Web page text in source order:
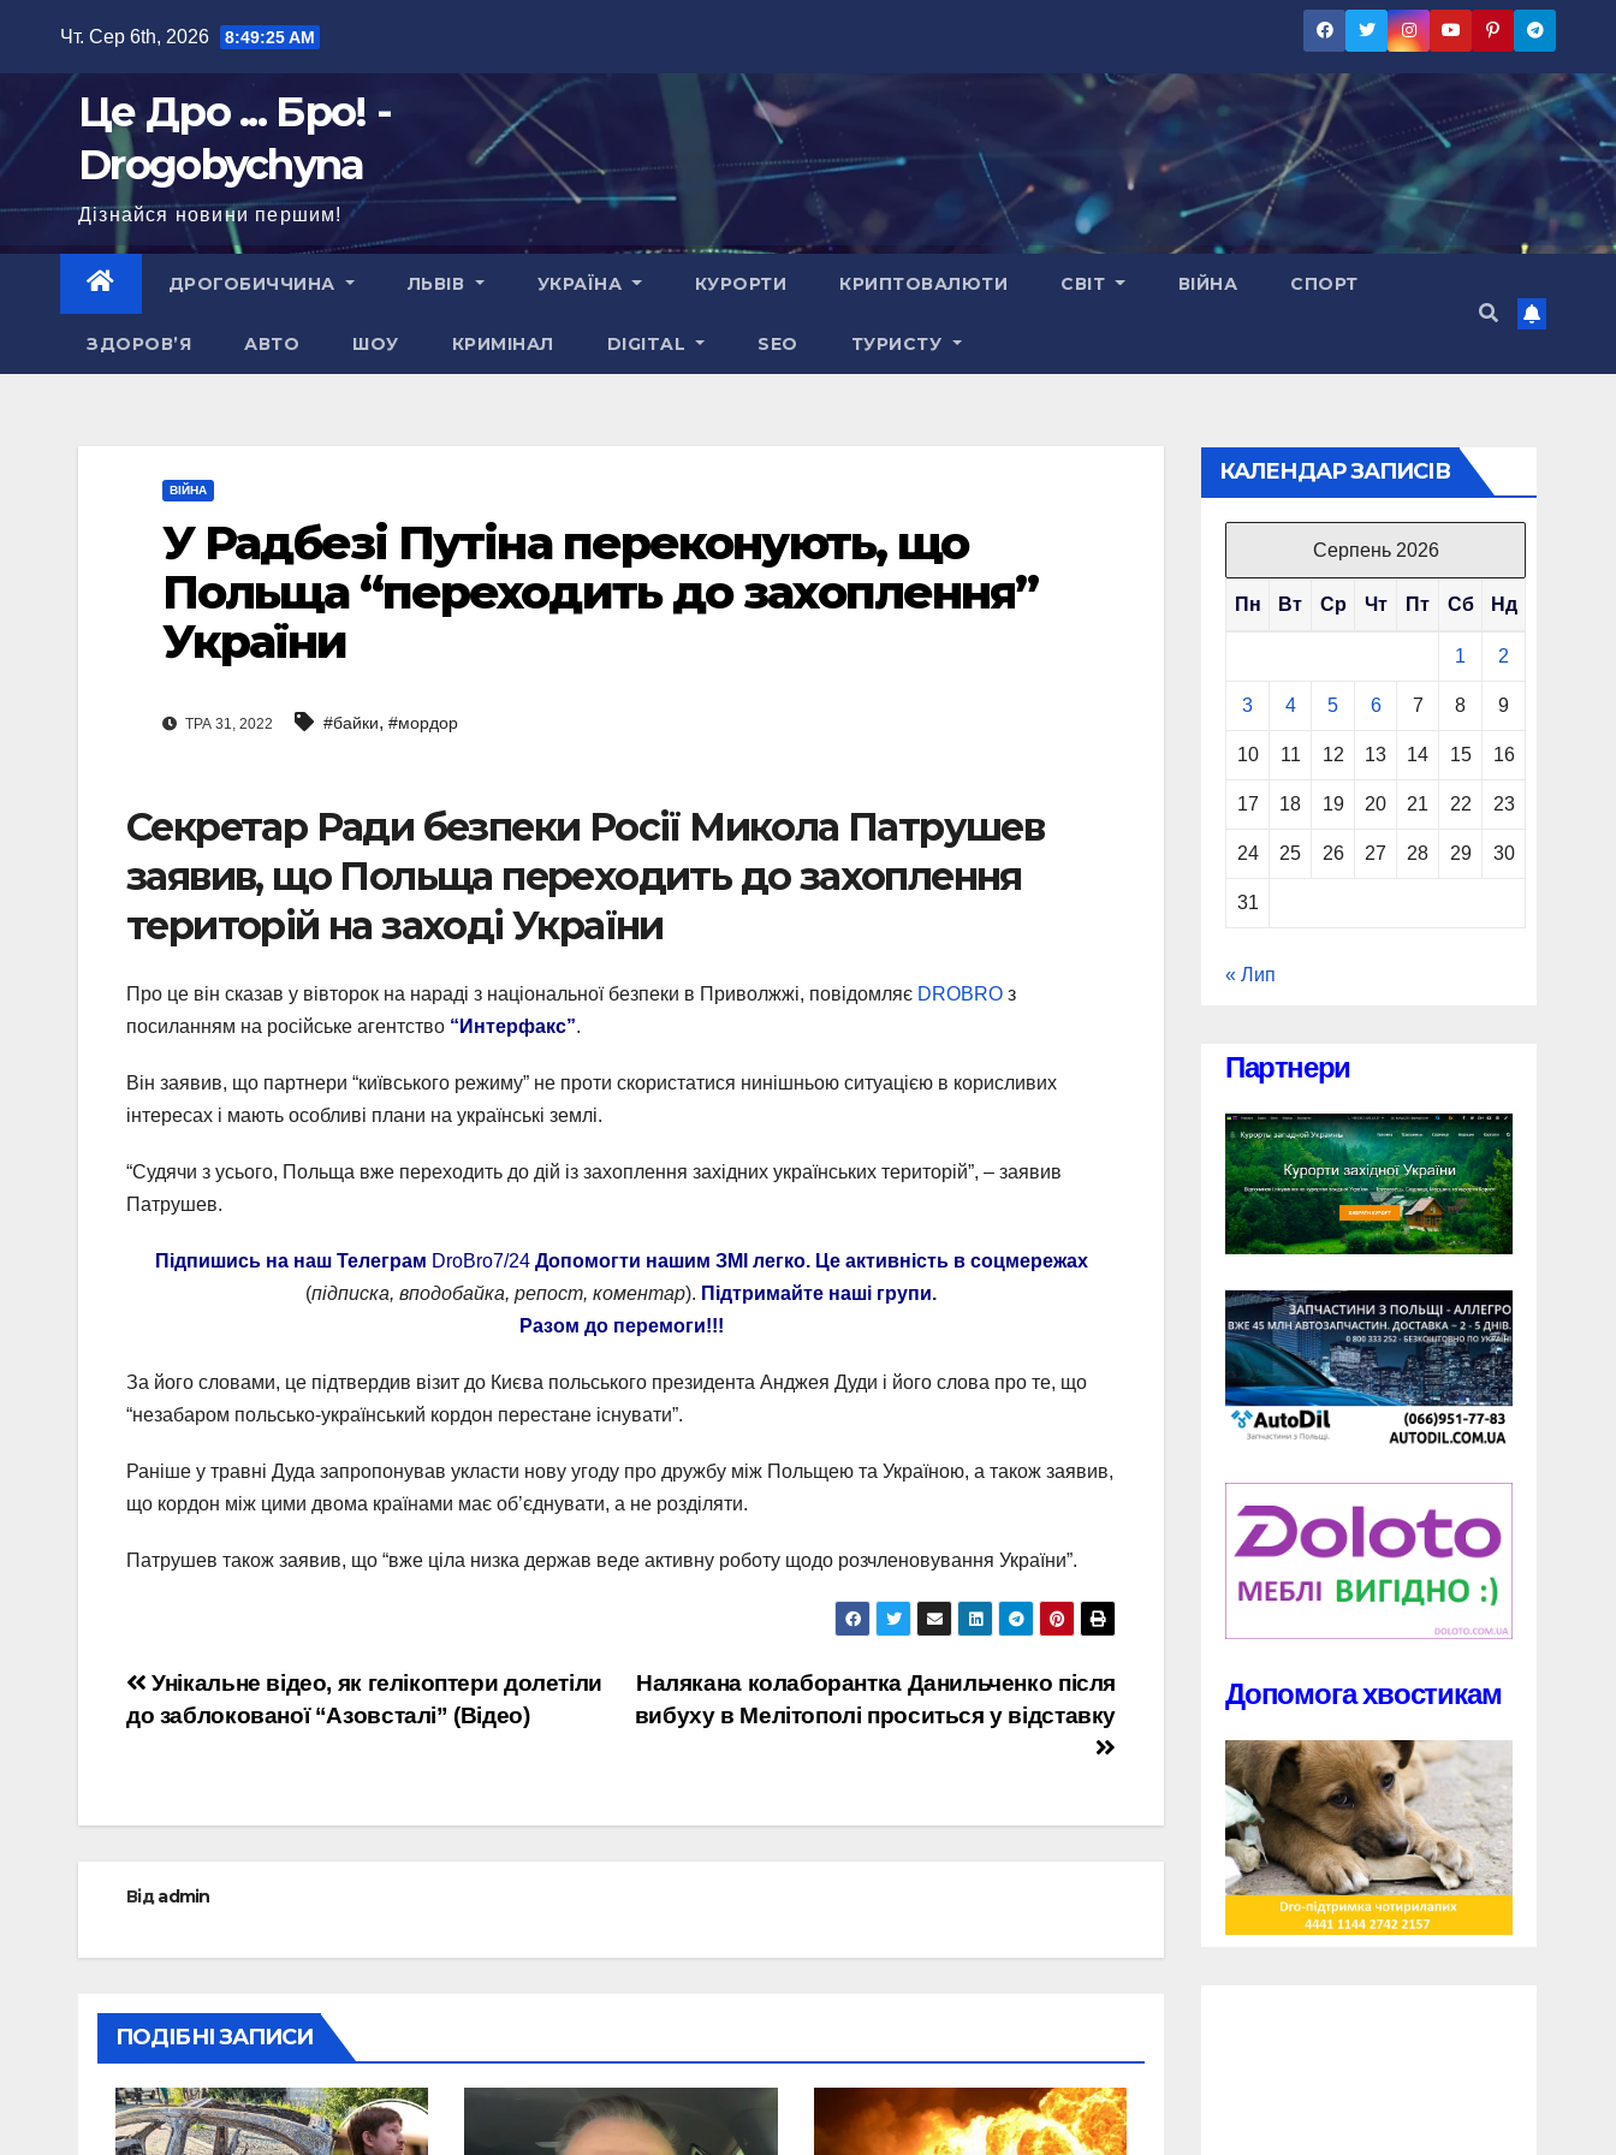
Чт. Сер 6th, 2026 8:49:26 AM
Це Дро ... Бро! -
Drogobychyna
Дізнайся новини першим!
ДРОГОБИЧЧИНА ЛЬВІВ УКРАЇНА КУРОРТИ КРИПТОВАЛЮТИ СВІТ ВІЙНА СПОРТ
ЗДОРОВ’Я АВТО ШОУ КРИМІНАЛ DIGITAL SEO ТУРИСТУ
ВІЙНА
У Радбезі Путіна переконують, що
Польща “переходить до захоплення”
України
ТРА 31, 2022 #байки, #мордор
Секретар Ради безпеки Росії Микола Патрушев
заявив, що Польща переходить до захоплення
територій на заході України
Про це він сказав у вівторок на нараді з національної безпеки в Приволжжі, повідомляє DROBRO з
посиланням на російське агентство “Интерфакс”.
Він заявив, що партнери “київського режиму” не проти скористатися нинішньою ситуацією в корисливих
інтересах і мають особливі плани на українські землі.
“Судячи з усього, Польща вже переходить до дій із захоплення західних українських територій”, – заявив
Патрушев.
Підпишись на наш Телеграм DroBro7/24 Допомогти нашим ЗМІ легко. Це активність в соцмережах
(підписка, вподобайка, репост, коментар). Підтримайте наші групи.
Разом до перемоги!!!
За його словами, це підтвердив візит до Києва польського президента Анджея Дуди і його слова про те, що
“незабаром польсько-український кордон перестане існувати”.
Раніше у травні Дуда запропонував укласти нову угоду про дружбу між Польщею та Україною, а також заявив,
що кордон між цими двома країнами має об’єднувати, а не розділяти.
Патрушев також заявив, що “вже ціла низка держав веде активну роботу щодо розчленовування України”.
Навігація
записів
Налякана колаборантка Данильченко після
вибуху в Мелітополі проситься у відставку
Унікальне відео, як гелікоптери долетіли
до заблокованої “Азовсталі” (Відео)
Відadmin
ПОДІБНІ ЗАПИСИ
КАЛЕНДАР ЗАПИСІВ
Серпень 2026
Пн Вт Ср Чт Пт Сб Нд
1 2
3 4 5 6 7 8 9
10 11 12 13 14 15 16
17 18 19 20 21 22 23
24 25 26 27 28 29 30
31
« Лип
Партнери
Допомога хвостикам